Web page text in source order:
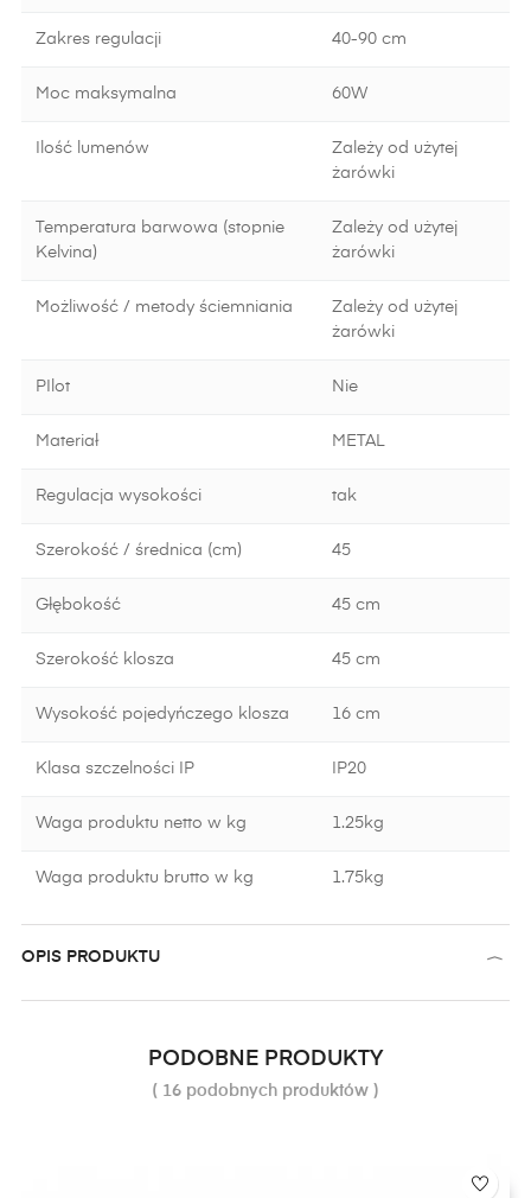
Zakres regulacji 40-90 cm
Moc maksymalna 60W
Ilość lumenów
Zależy od użytej
żarówki
Temperatura barwowa (stopnie
Kelvina)
Zależy od użytej
żarówki
Możliwość / metody ściemniania
Zależy od użytej
żarówki
PIlot Nie
Materiał METAL
Regulacja wysokości tak
Szerokość / średnica (cm) 45
Głębokość 45 cm
Szerokość klosza 45 cm
Wysokość pojedyńczego klosza 16 cm
Klasa szczelności IP IP20
Waga produktu netto w kg 1.25kg
Waga produktu brutto w kg 1.75kg
OPIS PRODUKTU
PODOBNE PRODUKTY
( 16 podobnych produktów )